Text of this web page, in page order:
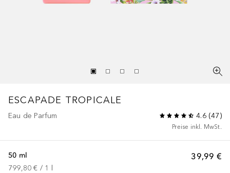
ESCAPADE TROPICALE
Eau de Parfum 4.6(47)
Preise inkl. MwSt.
39,99 €
50 ml
799,80 € / 1